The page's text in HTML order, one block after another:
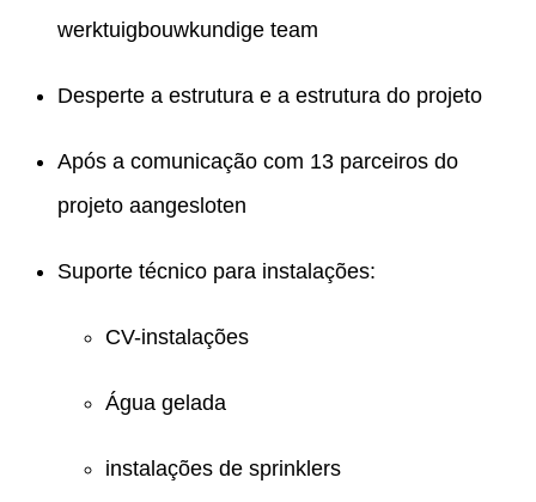
werktuigbouwkundige team
Desperte a estrutura e a estrutura do projeto
Após a comunicação com 13 parceiros do
projeto aangesloten
Suporte técnico para instalações:
CV-instalações
Água gelada
instalações de sprinklers